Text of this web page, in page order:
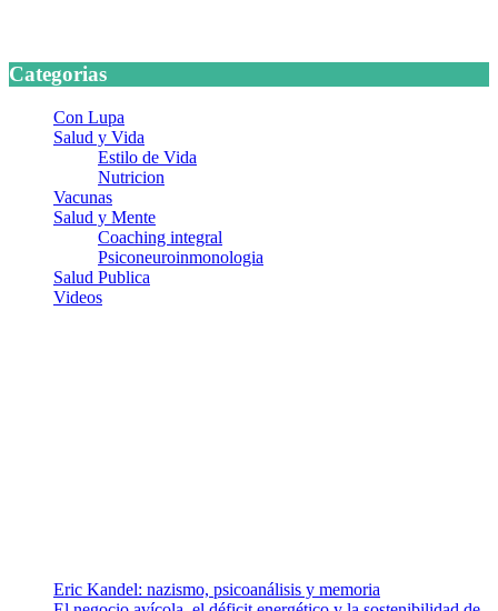
Categorias
Con Lupa
Salud y Vida
Estilo de Vida
Nutricion
Vacunas
Salud y Mente
Coaching integral
Psiconeuroinmonologia
Salud Publica
Videos
Eric Kandel: nazismo, psicoanálisis y memoria